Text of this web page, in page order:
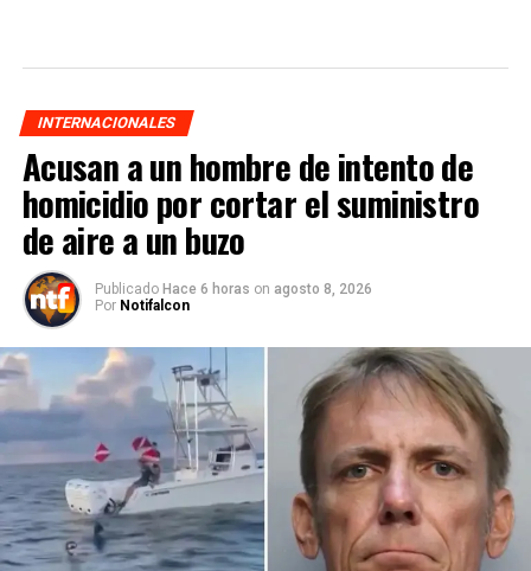
INTERNACIONALES
Acusan a un hombre de intento de
homicidio por cortar el suministro
de aire a un buzo
Publicado Hace 6 horas on agosto 8, 2026
Por Notifalcon